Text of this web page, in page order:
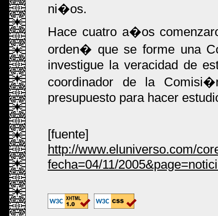
ni�os.
Hace cuatro a�os
orden� que se forme una
investigue la veracidad de
coordinador de la
presupuesto para hacer
[fuente]
http://www.eluniverso.com/
fecha=04/11/